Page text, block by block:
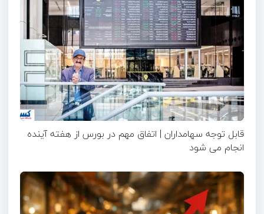
قابل توجه سهامداران | اتفاق مهم در بورس از هفته آینده
انجام می شود